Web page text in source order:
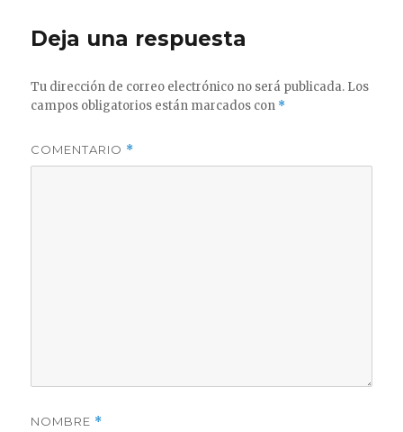
Deja una respuesta
Tu dirección de correo electrónico no será publicada. Los
campos obligatorios están marcados con *
COMENTARIO *
NOMBRE *